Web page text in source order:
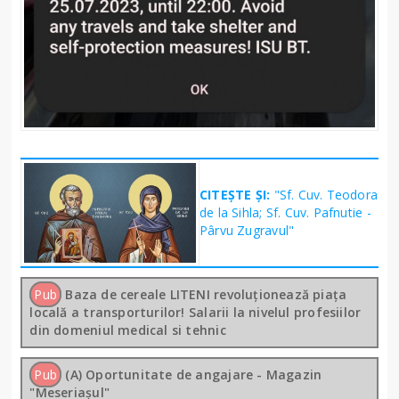
CITEȘTE ȘI: "Sf. Cuv. Teodora
de la Sihla; Sf. Cuv. Pafnutie -
Pârvu Zugravul"
Pub Baza de cereale LITENI revoluționează piața
locală a transporturilor! Salarii la nivelul profesiilor
din domeniul medical si tehnic
Pub (A) Oportunitate de angajare - Magazin
"Meseriașul"